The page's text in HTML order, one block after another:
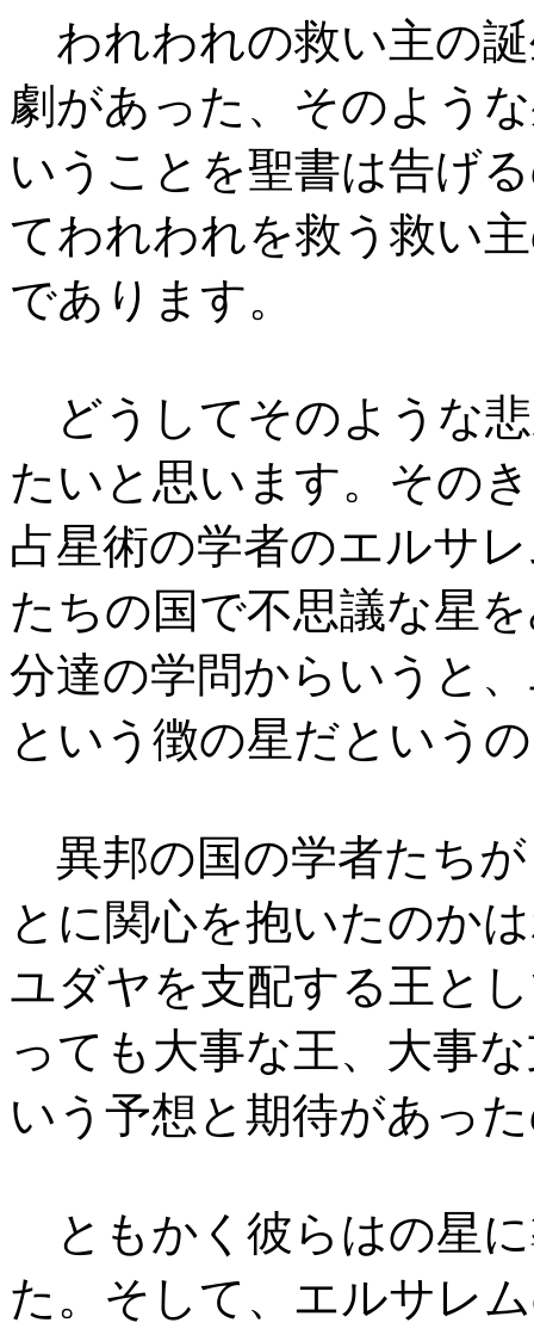
われわれの救い主の
劇があった、そのよう
いうことを聖書は告げ
てわれわれを救う救い
であります。
どうしてそのような
たいと思います。その
占星術の学者のエルサ
たちの国で不思議な星
分達の学問からいうと
という徴の星だという
異邦の国の学者たち
とに関心を抱いたのか
ユダヤを支配する王と
っても大事な王、大事
いう予想と期待があっ
ともかく彼らはの星
た。そして、エルサレ